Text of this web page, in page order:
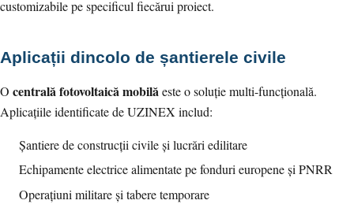
customizabile pe specificul fiecărui proiect.
Aplicații dincolo de șantierele civile
O centrală fotovoltaică mobilăeste o soluție multi-funcțională.
Aplicațiile identificate de UZINEX includ:
Șantiere de construcții civile și lucrări edilitare
Echipamente electrice alimentate pe fonduri europene și PNRR
Operațiuni militare și tabere temporare